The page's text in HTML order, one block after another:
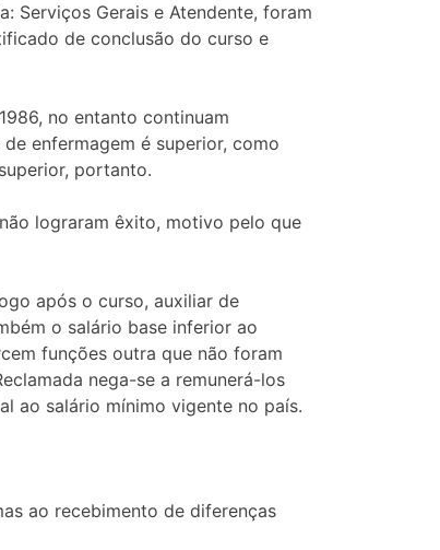
Serviços Gerais e Atendente, foram
de conclusão do curso e
no entanto continuam
enfermagem é superior, como
portanto.
lograram êxito, motivo pelo que
após o curso, auxiliar de
o salário base inferior ao
funções outra que não foram
nega-se a remunerá-los
ao salário mínimo vigente no país.
ao recebimento de diferenças